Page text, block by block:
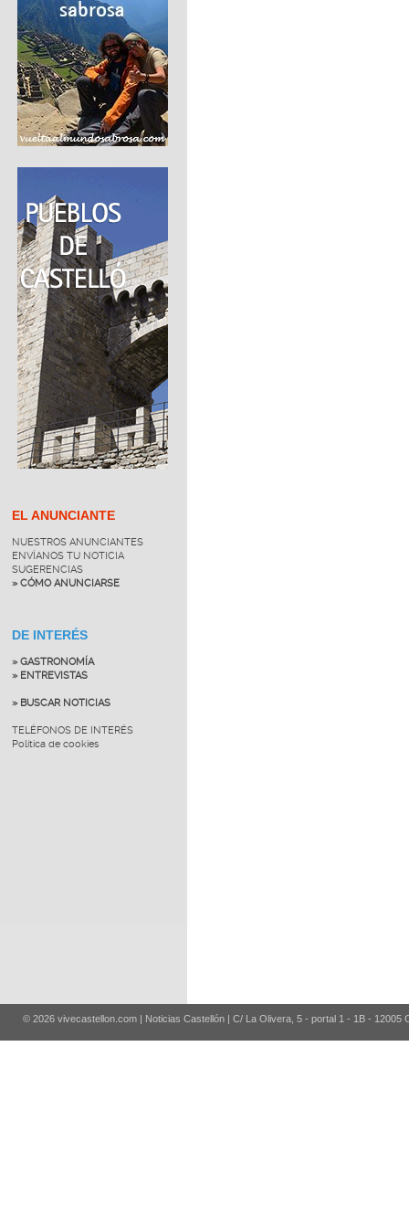
EL ANUNCIANTE
NUESTROS ANUNCIANTES
ENVÍANOS TU NOTICIA
SUGERENCIAS
» CÓMO ANUNCIARSE
DE INTERÉS
» GASTRONOMÍA
» ENTREVISTAS
» BUSCAR NOTICIAS
TELÉFONOS DE INTERÉS
Política de cookies
© 2026 vivecastellon.com | Noticias Castellón | C/ La Olivera, 5 - portal 1 - 1B - 12005